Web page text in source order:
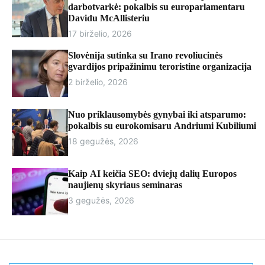
r
darbotvarkė: pokalbis su europarlamentaru
Davidu McAllisteriu
17 birželio, 2026
Slovėnija sutinka su Irano revoliucinės
gvardijos pripažinimu teroristine organizacija
2 birželio, 2026
Nuo priklausomybės gynybai iki atsparumo:
pokalbis su eurokomisaru Andriumi Kubiliumi
18 gegužės, 2026
Kaip AI keičia SEO: dviejų dalių Europos
naujienų skyriaus seminaras
3 gegužės, 2026